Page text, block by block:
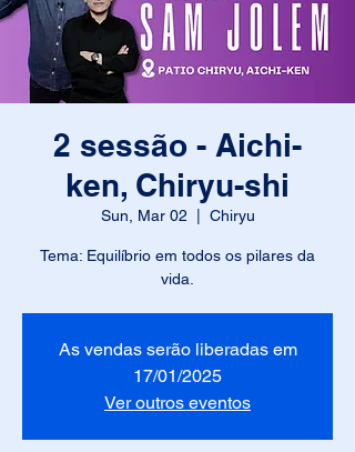
2 sessão - Aichi-
ken, Chiryu-shi
Sun, Mar 02 Chiryu
Tema: Equilíbrio em todos os pilares da
vida.
As vendas serão liberadas em
17/01/2025
Ver outros eventos